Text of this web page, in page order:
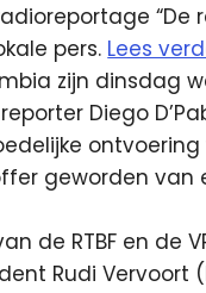
pers. Lees
zijn dinsdag
Diego
geworden van
de RTBF en de
Rudi Vervoort